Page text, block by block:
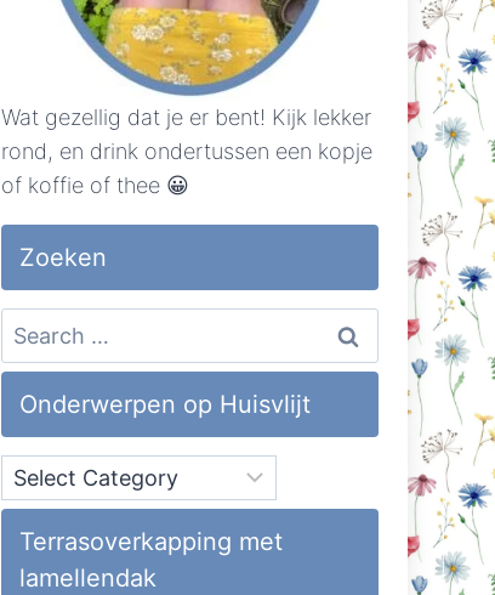
Wat gezellig dat je er bent! Kijk lekker
rond, en drink ondertussen een kopje
of koffie of thee 😀
Zoeken
Search
for:
Onderwerpen op Huisvlijt
Onderwerpen
op
Huisvlijt
Terrasoverkapping met
lamellendak